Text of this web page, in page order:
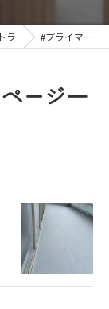
ラ #プライマー
ージ一